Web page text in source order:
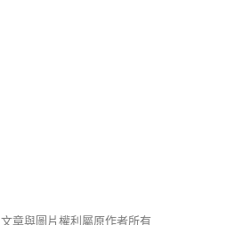
文章與圖片權利屬原作者所有